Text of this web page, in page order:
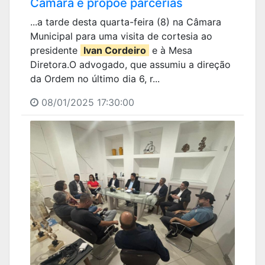
Câmara e propõe parcerias
...a tarde desta quarta-feira (8) na Câmara
Municipal para uma visita de cortesia ao
presidente Ivan Cordeiro e à Mesa
Diretora.O advogado, que assumiu a direção
da Ordem no último dia 6, r...
08/01/2025 17:30:00